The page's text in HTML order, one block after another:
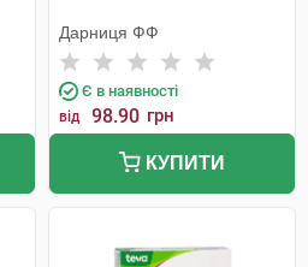
Дарниця ФФ
Є в наявності
від 98.90 грн
КУПИТИ